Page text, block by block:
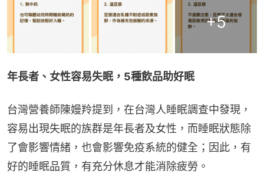
+5
年長者、女性容易失眠，5種飲品助好眠
台灣營養師陳嫚羚提到，在台灣人睡眠調查中發現，
容易出現失眠的族群是年長者及女性，而睡眠狀態除
了會影響情緒，也會影響免疫系統的健全；因此，有
好的睡眠品質，有充分休息才能消除疲勞。